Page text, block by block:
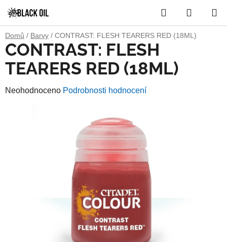
na
obsah
Hledat
KOŠÍK
Domů / Barvy / CONTRAST: FLESH TEARERS RED (18ML)
CONTRAST: FLESH
TEARERS RED (18ML)
Průměrné
Neohodnoceno Podrobnosti hodnocení